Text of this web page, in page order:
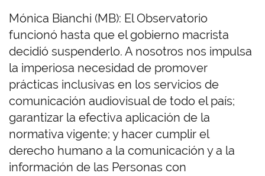
Mónica Bianchi (MB): El Observatorio
funcionó hasta que el gobierno macrista
decidió suspenderlo. A nosotros nos impulsa
la imperiosa necesidad de promover
prácticas inclusivas en los servicios de
comunicación audiovisual de todo el país;
garantizar la efectiva aplicación de la
normativa vigente; y hacer cumplir el
derecho humano a la comunicación y a la
información de las Personas con